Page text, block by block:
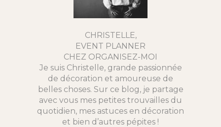
CHRISTELLE,
EVENT PLANNER
CHEZ ORGANISEZ-MOI
Je suis Christelle, grande passionnée
de décoration et amoureuse de
belles choses. Sur ce blog, je partage
avec vous mes petites trouvailles du
quotidien, mes astuces en décoration
et bien d’autres pépites !